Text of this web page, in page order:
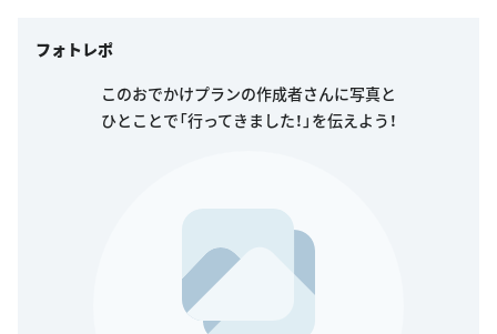
フォトレポ
このおでかけプランの作成者さんに写真と
ひとことで「行ってきました！」を伝えよう！